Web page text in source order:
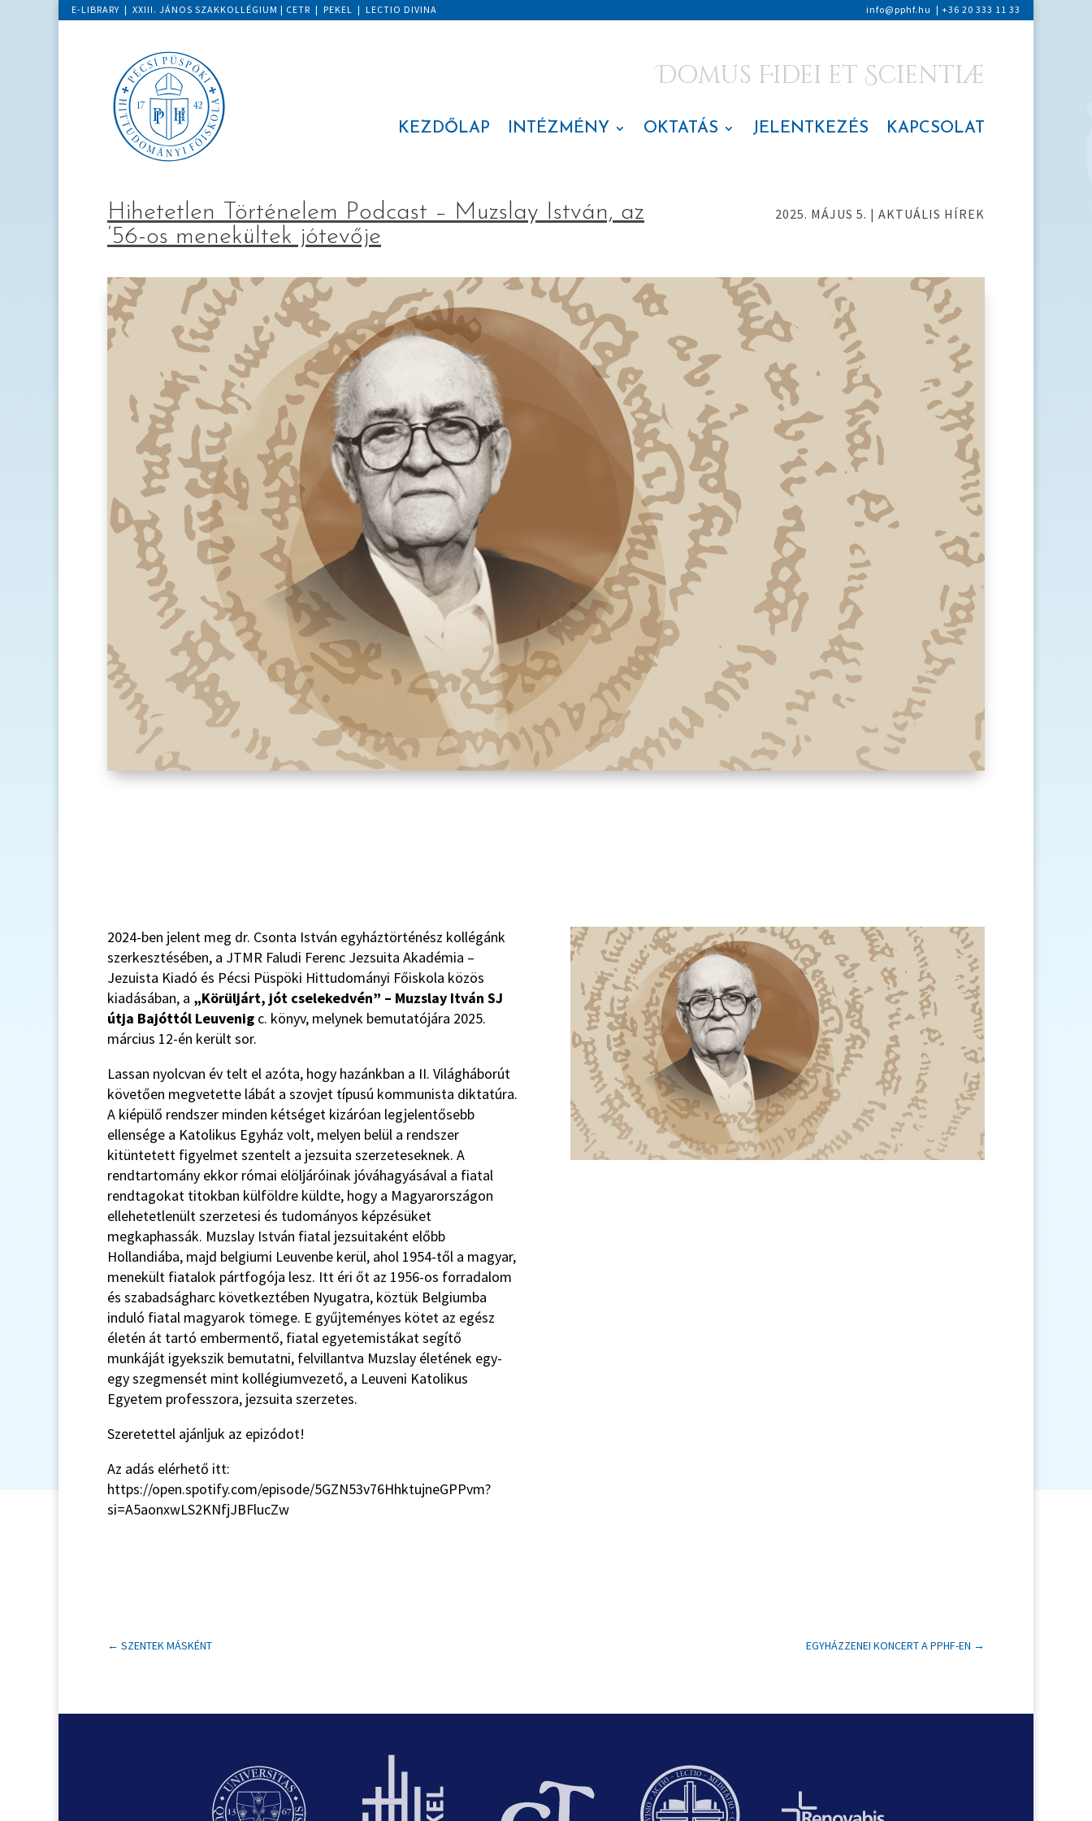
E-LIBRARY | XXIII. JÁNOS SZAKKOLLÉGIUM | CETR | PEKEL | LECTIO DIVINA info@pphf.hu | +36 20 333 11 33
Domus Fidei et Scientiæ
KEZDŐLAP INTÉZMÉNY OKTATÁS JELENTKEZÉS KAPCSOLAT
Hihetetlen Történelem Podcast – Muzslay István, az
’56-os menekültek jótevője
2025. MÁJUS 5. | AKTUÁLIS HÍREK
2024-ben jelent meg dr. Csonta István egyháztörténész kollégánk
szerkesztésében, a JTMR Faludi Ferenc Jezsuita Akadémia –
Jezuista Kiadó és Pécsi Püspöki Hittudományi Főiskola közös
kiadásában, a „Körüljárt, jót cselekedvén” – Muzslay Itván SJ
útja Bajóttól Leuvenig c. könyv, melynek bemutatójára 2025.
március 12-én került sor.
Lassan nyolcvan év telt el azóta, hogy hazánkban a II. Világháborút
követően megvetette lábát a szovjet típusú kommunista diktatúra.
A kiépülő rendszer minden kétséget kizáróan legjelentősebb
ellensége a Katolikus Egyház volt, melyen belül a rendszer
kitüntetett figyelmet szentelt a jezsuita szerzeteseknek. A
rendtartomány ekkor római elöljáróinak jóváhagyásával a fiatal
rendtagokat titokban külföldre küldte, hogy a Magyarországon
ellehetetlenült szerzetesi és tudományos képzésüket
megkaphassák. Muzslay István fiatal jezsuitaként előbb
Hollandiába, majd belgiumi Leuvenbe kerül, ahol 1954-től a magyar,
menekült fiatalok pártfogója lesz. Itt éri őt az 1956-os forradalom
és szabadságharc következtében Nyugatra, köztük Belgiumba
induló fiatal magyarok tömege. E gyűjteményes kötet az egész
életén át tartó embermentő, fiatal egyetemistákat segítő
munkáját igyekszik bemutatni, felvillantva Muzslay életének egy-
egy szegmensét mint kollégiumvezető, a Leuveni Katolikus
Egyetem professzora, jezsuita szerzetes.
Szeretettel ajánljuk az epizódot!
Az adás elérhető itt:
https://open.spotify.com/episode/5GZN53v76HhktujneGPPvm?
si=A5aonxwLS2KNfjJBFlucZw
← SZENTEK MÁSKÉNT EGYHÁZZENEI KONCERT A PPHF-EN →